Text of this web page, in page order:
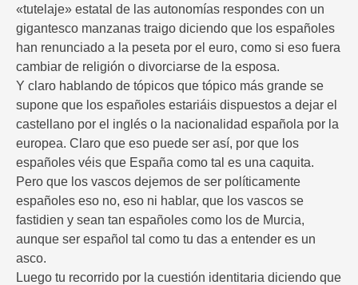
«tutelaje» estatal de las autonomías respondes con un
gigantesco manzanas traigo diciendo que los españoles
han renunciado a la peseta por el euro, como si eso fuera
cambiar de religión o divorciarse de la esposa.
Y claro hablando de tópicos que tópico más grande se
supone que los españoles estariáis dispuestos a dejar el
castellano por el inglés o la nacionalidad española por la
europea. Claro que eso puede ser así, por que los
españoles véis que España como tal es una caquita.
Pero que los vascos dejemos de ser políticamente
españoles eso no, eso ni hablar, que los vascos se
fastidien y sean tan españoles como los de Murcia,
aunque ser español tal como tu das a entender es un
asco.
Luego tu recorrido por la cuestión identitaria diciendo que